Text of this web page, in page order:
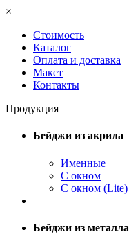
×
Стоимость
Каталог
Оплата и доставка
Макет
Контакты
Продукция
Бейджи из акрила
Именные
С окном
С окном (Lite)
Бейджи из металла